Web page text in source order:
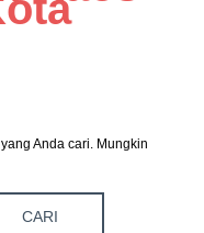
Anda cari. Mungkin